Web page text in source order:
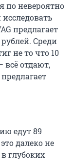
по невероятно
предлагает
Среди
не то что 10
всё отдают,
едут 89
далеко не
глубоких